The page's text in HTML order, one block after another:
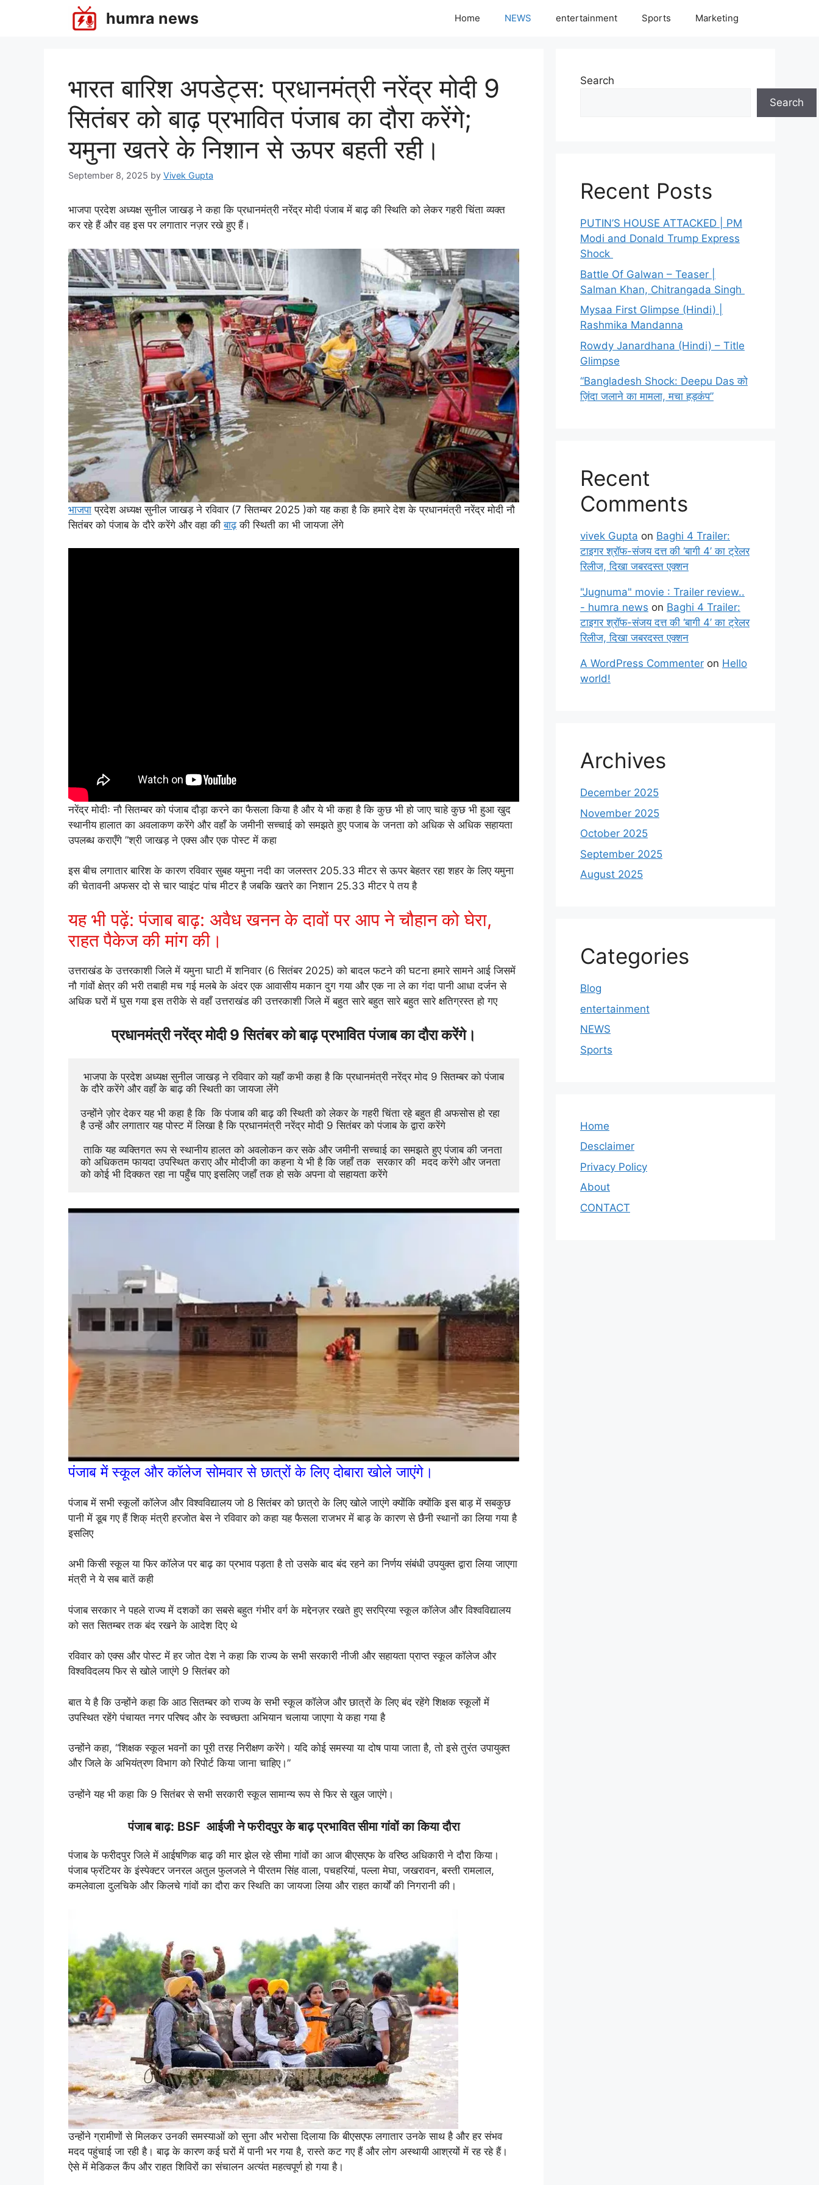
humra news Home NEWS entertainment Sports Marketing
भारत बारिश अपडेट्स: प्रधानमंत्री नरेंद्र मोदी 9
सितंबर को बाढ़ प्रभावित पंजाब का दौरा करेंगे;
यमुना खतरे के निशान से ऊपर बहती रही।
September 8, 2025 by Vivek Gupta
भाजपा प्रदेश अध्यक्ष सुनील जाखड़ ने कहा कि प्रधानमंत्री नरेंद्र मोदी पंजाब में बाढ़ की स्थिति को लेकर गहरी चिंता व्यक्त
कर रहे हैं और वह इस पर लगातार नज़र रखे हुए हैं।
भाजपा प्रदेश अध्यक्ष सुनील जाखड़ ने रविवार (7 सितम्बर 2025 )को यह कहा है कि हमारे देश के प्रधानमंत्री नरेंद्र मोदी नौ
सितंबर को पंजाब के दौरे करेंगे और वहा कीबाढ़की स्थिती का भी जायजा लेंगे
नरेंद्र मोदीः नौ सितम्बर को पंजाब दौड़ा करने का फैसला किया है और ये भी कहा है कि कुछ भी हो जाए चाहे कुछ भी हुआ खुद
स्थानीय हालात का अवलाकण करेंगे और वहाँ के जमीनी सच्चाई को समझते हुए पजाब के जनता को अधिक से अधिक सहायता
उपलब्ध कराएँगे ”श्री जाखड़ ने एक्स और एक पोस्ट में कहा
इस बीच लगातार बारिश के कारण रविवार सुबह यमुना नदी का जलस्तर 205.33 मीटर से ऊपर बेहतर रहा शहर के लिए यमुना
की चेतावनी अफसर दो से चार प्वाइंट पांच मीटर है जबकि खतरे का निशान 25.33 मीटर पे तय है
यह भी पढ़ें: पंजाब बाढ़: अवैध खनन के दावों पर आप ने चौहान को घेरा,
राहत पैकेज की मांग की।
उत्तराखंड के उत्तरकाशी जिले में यमुना घाटी में शनिवार (6 सितंबर 2025) को बादल फटने की घटना हमारे सामने आई जिसमें
नौ गांवों क्षेत्र की भरी तबाही मच गई मलबे के अंदर एक आवासीय मकान दुग गया और एक ना ले का गंदा पानी आधा दर्जन से
अधिक घरों में घुस गया इस तरीके से वहाँ उत्तराखंड की उत्तरकाशी जिले में बहुत सारे बहुत सारे बहुत सारे क्षतिग्रस्त हो गए
प्रधानमंत्री नरेंद्र मोदी 9 सितंबर को बाढ़ प्रभावित पंजाब का दौरा करेंगे।
के दौरे करेंगे और वहाँ के बाढ़ की स्थिती का जायजा लेंगे
उन्होंने ज़ोर देकर यह भी कहा है कि  कि पंजाब की बाढ़ की स्थिती को लेकर के गहरी चिंता रहे बहुत ही अफसोस हो रहा
है उन्हें और लगातार यह पोस्ट में लिखा है कि प्रधानमंत्री नरेंद्र मोदी 9 सितंबर को पंजाब के द्वारा करेंगे
ताकि यह व्यक्तिगत रूप से स्थानीय हालत को अवलोकन कर सके और जमीनी सच्चाई का समझते हुए पंजाब की जनता
को अधिकतम फायदा उपस्थित कराए और मोदीजी का कहना ये भी है कि जहाँ तक  सरकार की  मदद करेंगे और जनता
को कोई भी दिक्कत रहा ना पहुँच पाए इसलिए जहाँ तक हो सके अपना वो सहायता करेंगे
पंजाब में स्कूल और कॉलेज सोमवार से छात्रों के लिए दोबारा खोले जाएंगे।
पंजाब में सभी स्कूलों कॉलेज और विश्वविद्यालय जो 8 सितंबर को छात्रो के लिए खोले जाएंगे क्योंकि क्योंकि इस बाड़ में सबकुछ
पानी में डूब गए हैं शिक् मंत्री हरजोत बेस ने रविवार को कहा यह फैसला राजभर में बाड़ के कारण से छैनी स्थानों का लिया गया है
इसलिए
अभी किसी स्कूल या फिर कॉलेज पर बाढ़ का प्रभाव पड़ता है तो उसके बाद बंद रहने का निर्णय संबंधी उपयुक्त द्वारा लिया जाएगा
मंत्री ने ये सब बातें कही
पंजाब सरकार ने पहले राज्य में दशकों का सबसे बहुत गंभीर वर्ग के मद्देनज़र रखते हुए सरप्रिया स्कूल कॉलेज और विश्वविद्यालय
को सत सितम्बर तक बंद रखने के आदेश दिए थे
रविवार को एक्स और पोस्ट में हर जोत देश ने कहा कि राज्य के सभी सरकारी नीजी और सहायता प्राप्त स्कूल कॉलेज और
विश्वविदलय फिर से खोले जाएंगे 9 सितंबर को
बात ये है कि उन्होंने कहा कि आठ सितम्बर को राज्य के सभी स्कूल कॉलेज और छात्रों के लिए बंद रहेंगे शिक्षक स्कूलों में
उपस्थित रहेंगे पंचायत नगर परिषद और के स्वच्छता अभियान चलाया जाएगा ये कहा गया है
उन्होंने कहा, “शिक्षक स्कूल भवनों का पूरी तरह निरीक्षण करेंगे। यदि कोई समस्या या दोष पाया जाता है, तो इसे तुरंत उपायुक्त
और जिले के अभियंत्रण विभाग को रिपोर्ट किया जाना चाहिए।”
उन्होंने यह भी कहा कि 9 सितंबर से सभी सरकारी स्कूल सामान्य रूप से फिर से खुल जाएंगे।
पंजाब बाढ़: BSF आईजी ने फरीदपुर के बाढ़ प्रभावित सीमा गांवों का किया दौरा
पंजाब के फरीदपुर जिले में आईषणिक बाढ़ की मार झेल रहे सीमा गांवों का आज बीएसएफ के वरिष्ठ अधिकारी ने दौरा किया।
पंजाब फ्रंटियर के इंस्पेक्टर जनरल अतुल फुलजले ने पीरतम सिंह वाला, पचहरियां, पल्ला मेघा, जखरावन, बस्ती रामलाल,
कमलेवाला दुलचिके और किलचे गांवों का दौरा कर स्थिति का जायजा लिया और राहत कार्यों की निगरानी की।
उन्होंने ग्रामीणों से मिलकर उनकी समस्याओं को सुना और भरोसा दिलाया कि बीएसएफ लगातार उनके साथ है और हर संभव
मदद पहुंचाई जा रही है। बाढ़ के कारण कई घरों में पानी भर गया है, रास्ते कट गए हैं और लोग अस्थायी आश्रयों में रह रहे हैं।
ऐसे में मेडिकल कैंप और राहत शिविरों का संचालन अत्यंत महत्वपूर्ण हो गया है।
Search
Search
Recent Posts
PUTIN’S HOUSE ATTACKED | PM
Modi and Donald Trump Express
Shock
Battle Of Galwan – Teaser |
Salman Khan, Chitrangada Singh
Mysaa First Glimpse (Hindi) |
Rashmika Mandanna
Rowdy Janardhana (Hindi) – Title
Glimpse
“Bangladesh Shock: Deepu Das को
ज़िंदा जलाने का मामला, मचा हड़कंप”
Recent
Comments
vivek Gupta on Baghi 4 Trailer:
टाइगर श्रॉफ-संजय दत्त की ‘बागी 4’ का ट्रेलर
रिलीज, दिखा जबरदस्त एक्शन
"Jugnuma" movie : Trailer review..
- humra news on Baghi 4 Trailer:
टाइगर श्रॉफ-संजय दत्त की ‘बागी 4’ का ट्रेलर
रिलीज, दिखा जबरदस्त एक्शन
A WordPress Commenter on Hello
world!
Archives
December 2025
November 2025
October 2025
September 2025
August 2025
Categories
Blog
entertainment
NEWS
Sports
Home
Desclaimer
Privacy Policy
About
CONTACT